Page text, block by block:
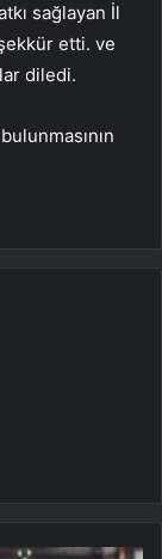
sağlayan İl
etti. ve
diledi.